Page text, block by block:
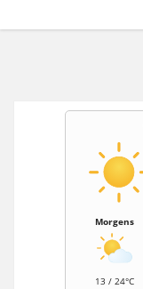
Morgens
13 / 24°C